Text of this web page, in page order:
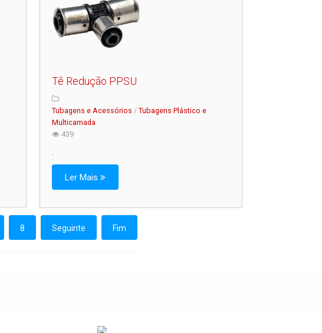
Tê Redução PPSU
Tubagens e Acessórios / Tubagens Plástico e
Multicamada
439
.
Ler Mais
8 Seguinte Fim